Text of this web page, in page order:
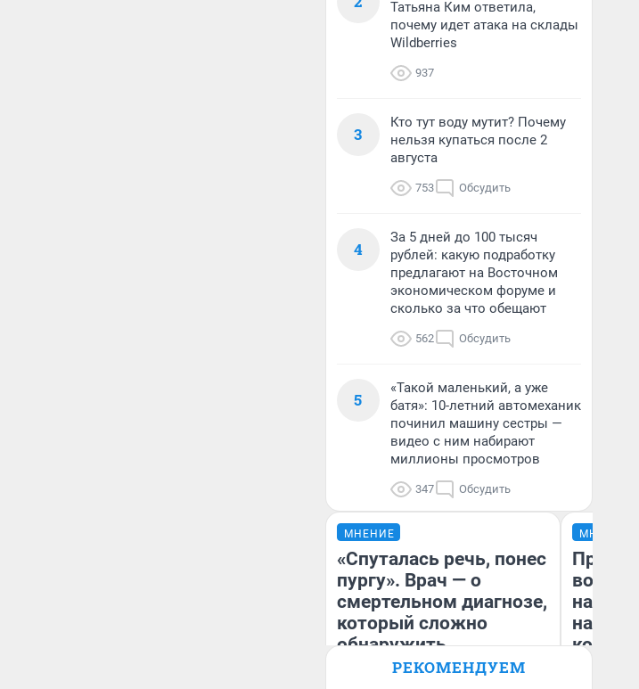
Татьяна Ким ответила,
почему идет атака на склады
Wildberries
937
3
Кто тут воду мутит? Почему
нельзя купаться после 2
августа
753 Обсудить
4
За 5 дней до 100 тысяч
рублей: какую подработку
предлагают на Восточном
экономическом форуме и
сколько за что обещают
562 Обсудить
5
«Такой маленький, а уже
батя»: 10-летний автомеханик
починил машину сестры —
видео с ним набирают
миллионы просмотров
347 Обсудить
МНЕНИЕ
«Спуталась речь, понес
пургу». Врач — о
смертельном диагнозе,
который сложно
обнаружить
МНЕНИЕ
нам
РЕКОМЕНДУЕМ